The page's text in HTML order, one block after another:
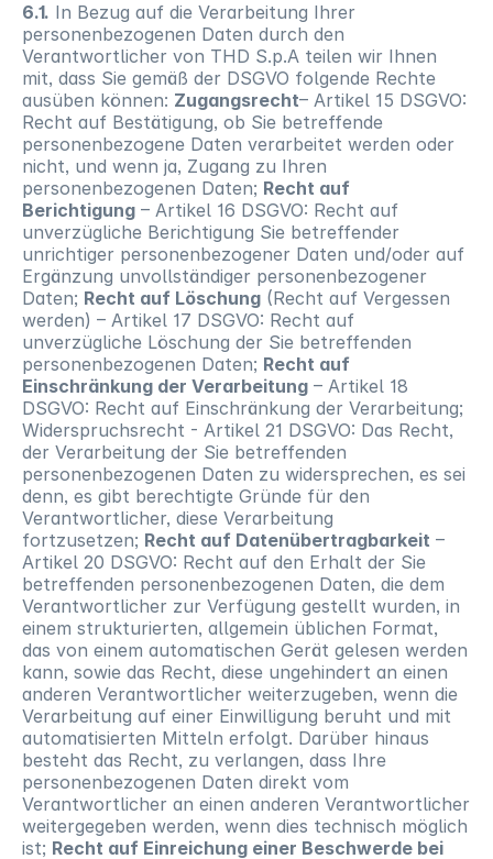
6.1. In Bezug auf die Verarbeitung Ihrer
personenbezogenen Daten durch den
Verantwortlicher von THD S.p.A teilen wir Ihnen
mit, dass Sie gemäß der DSGVO folgende Rechte
ausüben können: Zugangsrecht– Artikel 15 DSGVO:
Recht auf Bestätigung, ob Sie betreffende
personenbezogene Daten verarbeitet werden oder
nicht, und wenn ja, Zugang zu Ihren
personenbezogenen Daten; Recht auf
Berichtigung – Artikel 16 DSGVO: Recht auf
unverzügliche Berichtigung Sie betreffender
unrichtiger personenbezogener Daten und/oder auf
Ergänzung unvollständiger personenbezogener
Daten; Recht auf Löschung (Recht auf Vergessen
werden) – Artikel 17 DSGVO: Recht auf
unverzügliche Löschung der Sie betreffenden
personenbezogenen Daten; Recht auf
Einschränkung der Verarbeitung – Artikel 18
DSGVO: Recht auf Einschränkung der Verarbeitung;
Widerspruchsrecht - Artikel 21 DSGVO: Das Recht,
der Verarbeitung der Sie betreffenden
personenbezogenen Daten zu widersprechen, es sei
denn, es gibt berechtigte Gründe für den
Verantwortlicher, diese Verarbeitung
fortzusetzen; Recht auf Datenübertragbarkeit –
Artikel 20 DSGVO: Recht auf den Erhalt der Sie
betreffenden personenbezogenen Daten, die dem
Verantwortlicher zur Verfügung gestellt wurden, in
einem strukturierten, allgemein üblichen Format,
das von einem automatischen Gerät gelesen werden
kann, sowie das Recht, diese ungehindert an einen
anderen Verantwortlicher weiterzugeben, wenn die
Verarbeitung auf einer Einwilligung beruht und mit
automatisierten Mitteln erfolgt. Darüber hinaus
besteht das Recht, zu verlangen, dass Ihre
personenbezogenen Daten direkt vom
Verantwortlicher an einen anderen Verantwortlicher
weitergegeben werden, wenn dies technisch möglich
ist; Recht auf Einreichung einer Beschwerde bei